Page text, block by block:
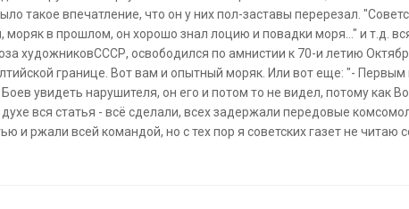
такое впечатление, что он у них пол-заставы перерезал.
в прошлом, он хорошо знал лоцию и повадки моря..." и т.д.
художниковСССР, освободился по амнистии к 70-и летию
границе. Вот вам и опытный моряк. Или вот еще: "-
увидеть нарушителя, он его и потом то не видел, потому как
вся статья - всё сделали, всех задержали передовые
и ржали всей командой, но с тех пор я советских газет не читаю